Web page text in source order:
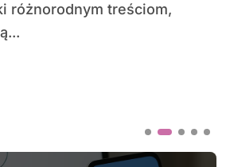
różnorodnym treściom,